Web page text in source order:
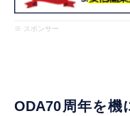
※ スポンサー
ODA70周年を機